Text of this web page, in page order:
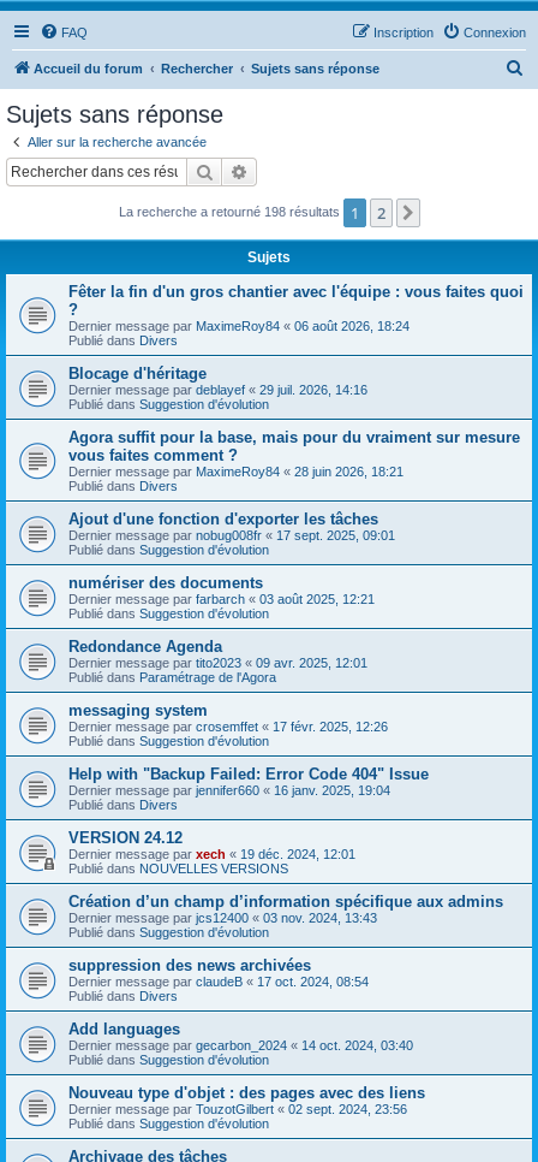
FAQ Connexion
Inscription
Accueil du forum Rechercher Sujets sans réponse
c
Sujets sans réponse
Aller sur la recherche avancée
Rechercher
La recherche a retourné 198 résultats 1 2
Sujets
Fêter la fin d'un gros chantier avec l'équipe : vous faites quoi
?
Dernier message par MaximeRoy84 « 06 août 2026, 18:24
Publié dans Divers
Blocage d'héritage
Dernier message par deblayef « 29 juil. 2026, 14:16
Publié dans Suggestion d'évolution
Agora suffit pour la base, mais pour du vraiment sur mesure
vous faites comment ?
Dernier message par MaximeRoy84 « 28 juin 2026, 18:21
Publié dans Divers
Ajout d'une fonction d'exporter les tâches
Dernier message par nobug008fr « 17 sept. 2025, 09:01
Publié dans Suggestion d'évolution
numériser des documents
Dernier message par farbarch « 03 août 2025, 12:21
Publié dans Suggestion d'évolution
Redondance Agenda
Dernier message par tito2023 « 09 avr. 2025, 12:01
Publié dans Paramétrage de l'Agora
messaging system
Dernier message par crosemffet « 17 févr. 2025, 12:26
Publié dans Suggestion d'évolution
Help with "Backup Failed: Error Code 404" Issue
Dernier message par jennifer660 « 16 janv. 2025, 19:04
Publié dans Divers
VERSION 24.12
Dernier message par xech « 19 déc. 2024, 12:01
Publié dans NOUVELLES VERSIONS
Création d’un champ d’information spécifique aux admins
Dernier message par jcs12400 « 03 nov. 2024, 13:43
Publié dans Suggestion d'évolution
suppression des news archivées
Dernier message par claudeB « 17 oct. 2024, 08:54
Publié dans Divers
Add languages
Dernier message par gecarbon_2024 « 14 oct. 2024, 03:40
Publié dans Suggestion d'évolution
Nouveau type d'objet : des pages avec des liens
Dernier message par TouzotGilbert « 02 sept. 2024, 23:56
Publié dans Suggestion d'évolution
Archivage des tâches